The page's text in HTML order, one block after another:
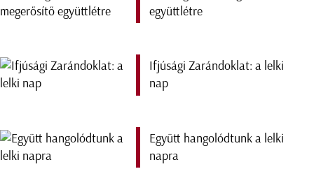
együttlétre
Ifjúsági Zarándoklat: a lelki
nap
Együtt hangolódtunk a lelki
napra